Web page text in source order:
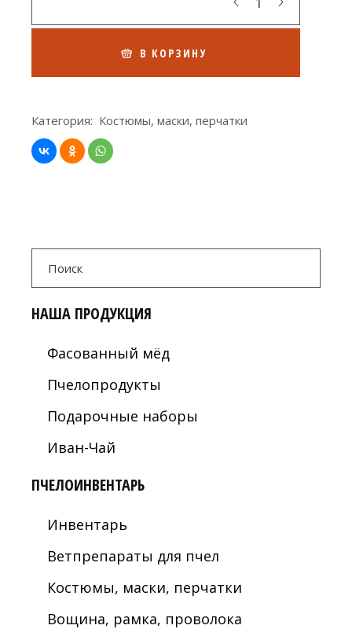
В КОРЗИНУ
Категория: Костюмы, маски, перчатки
Search
for:
НАША ПРОДУКЦИЯ
Фасованный мёд
Пчелопродукты
Подарочные наборы
Иван-Чай
ПЧЕЛОИНВЕНТАРЬ
Инвентарь
Ветпрепараты для пчел
Костюмы, маски, перчатки
Вощина, рамка, проволока